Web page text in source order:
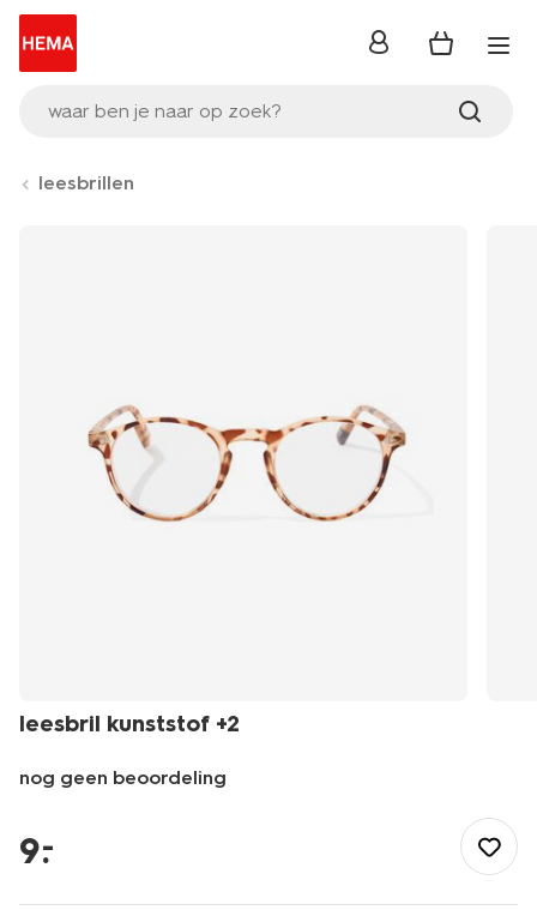
waar ben je naar op zoek?
inloggen
leesbrillen
leesbril kunststof +2
nog geen beoordeling
gezond/gezondheid/brillen-
lenzen/leesbrillen/leesbril-
plus2-
9.
–